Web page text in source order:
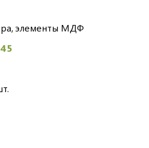
элементы МДФ